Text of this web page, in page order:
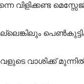
വിളിക്കണ്ട
വാശിക്ക്